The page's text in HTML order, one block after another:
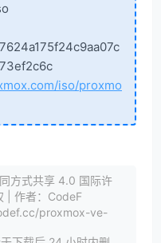
iso/proxmo
方式共享 4.0 国际许
| 作者：CodeF
proxmox-ve-